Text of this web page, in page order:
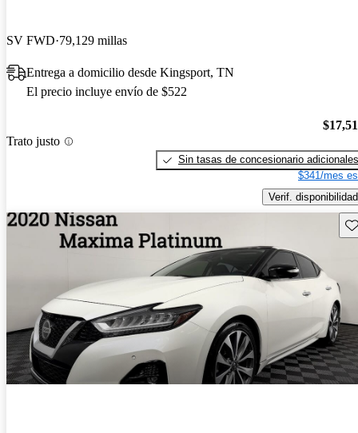
SV FWD 79,129 millas
Entrega a domicilio desde Kingsport, TN
El precio incluye envío de $522
Trato justo
Sin tasas de concesionario adicionales
$341/mes
Verif. disponibilidad